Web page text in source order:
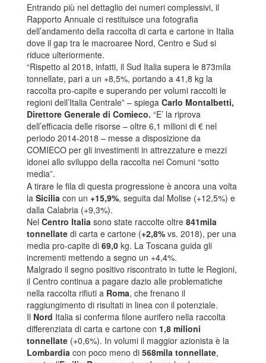
Entrando più nel dettaglio dei numeri complessivi, il
Rapporto Annuale ci restituisce una fotografia
dell’andamento della raccolta di carta e cartone in Italia
dove il gap tra le macroaree Nord, Centro e Sud si
riduce ulteriormente.
“Rispetto al 2018, infatti, il Sud Italia supera le 873mila
tonnellate, pari a un +8,5%, portando a 41,8 kg la
raccolta pro-capite e superando per volumi raccolti le
regioni dell’Italia Centrale” – spiega Carlo Montalbetti,
Direttore Generale di Comieco. “E’ la riprova
dell’efficacia delle risorse – oltre 6,1 milioni di € nel
periodo 2014-2018 – messe a disposizione da
COMIECO per gli investimenti in attrezzature e mezzi
idonei allo sviluppo della raccolta nei Comuni “sotto
media”.
A tirare le fila di questa progressione è ancora una volta
la Sicilia con un +15,9%, seguita dal Molise (+12,5%) e
dalla Calabria (+9,3%).
Nel Centro Italia sono state raccolte oltre 841mila
tonnellate di carta e cartone (+2,8% vs. 2018), per una
media pro-capite di 69,0 kg. La Toscana guida gli
incrementi mettendo a segno un +4,4%.
Malgrado il segno positivo riscontrato in tutte le Regioni,
il Centro continua a pagare dazio alle problematiche
nella raccolta rifiuti a Roma, che frenano il
raggiungimento di risultati in linea con il potenziale.
Il Nord Italia si conferma filone aurifero nella raccolta
differenziata di carta e cartone con 1,8 milioni
tonnellate (+0,6%). In volumi il maggior azionista è la
Lombardia con poco meno di 568mila tonnellate,